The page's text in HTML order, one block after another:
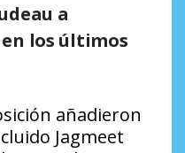
a
los últimos
añadieron
Jagmeet